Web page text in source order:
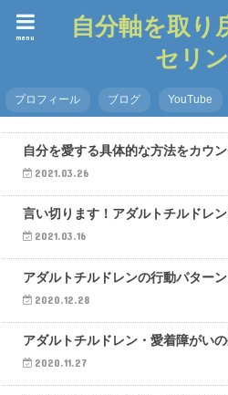
自分軸を取り
セリ
menu
プロフィール ブログ YouTube
自分を愛する具体的な方法をカウ
2021.03.26
言い切ります！アダルトチルドレ
2021.03.16
アダルトチルドレンの行動パター
2020.12.28
アダルトチルドレン・愛着障がい
2020.11.27